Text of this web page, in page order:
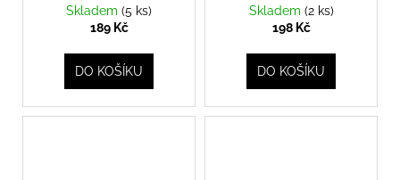
Skladem (5 ks)
189 Kč
DO KOŠÍKU
Skladem (2 ks)
198 Kč
DO KOŠÍKU